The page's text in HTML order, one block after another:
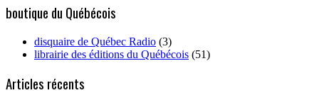
boutique du Québécois
disquaire de Québec Radio (3)
librairie des éditions du Québécois (51)
Articles récents